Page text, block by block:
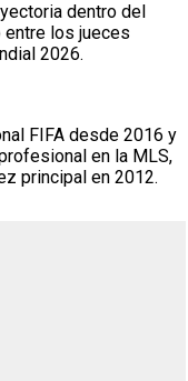
dentro del
entre los jueces
2026.
FIFA desde 2016 y
en la MLS,
principal en 2012.